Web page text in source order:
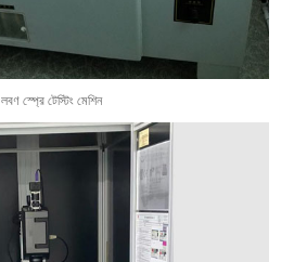
লবণ স্প্রে টেস্টিং মেশিন